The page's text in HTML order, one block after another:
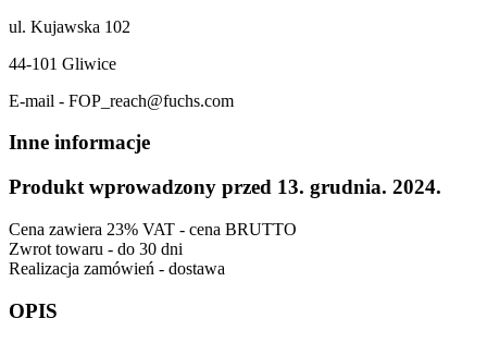
ul. Kujawska 102
44-101 Gliwice
E-mail - FOP_reach@fuchs.com
Inne informacje
Produkt wprowadzony przed 13. grudnia. 2024.
Cena zawiera 23% VAT - cena BRUTTO
Zwrot towaru - do 30 dni
Realizacja zamówień - dostawa
OPIS